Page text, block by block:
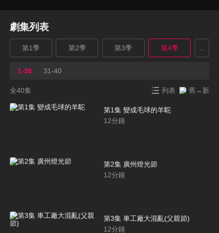
劇集列表
第1季 第2季 第3季 第4季
1-30 31-40
全40集 列表 舊→新
第1集 變成毛球的羊駝
12分鐘
第2集 廣州燈光節
12分鐘
第3集 車工廠大混亂(父親節)
12分鐘